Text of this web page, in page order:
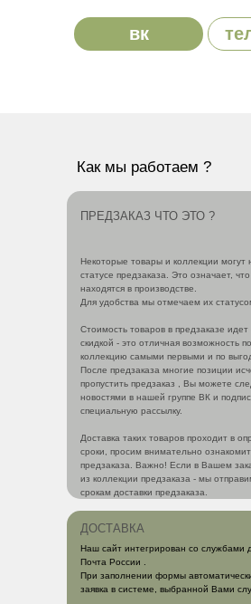
вк
Как мы работаем ?
ПРЕДЗАКАЗ ЧТО ЭТО ?
Некоторые товары и коллекции могут
статусе предзаказа. Это означает,
находятся в производстве.
Для удобства мы отмечаем их
Стоимость товаров в предзаказе
скидкой - это отличная возможность
коллекцию самыми первыми и по
После предзаказа многие позиции
пропустить предзаказ , Вы можете
новостями в нашей группе ВК и
специальную рассылку.
Доставка таких товаров проходит в
сроки, просим внимательно
предзаказа. Важно! Если в Вашем
из коллекции предзаказа - мы
срокам доставки предзаказа.
ДОСТАВКА
Наш сайт интегрирован со службами
Почта России .
При заполнении формы
заявка в системе, выбранной Вами